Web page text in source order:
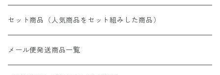
セット商品（人気商品をセット組みした商品）
メール便発送商品一覧